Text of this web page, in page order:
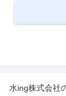
水ing株式会社